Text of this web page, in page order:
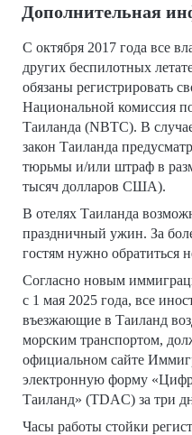
Дополнительная
С октября 2017 года все владельцы квадрокоптеров и
других беспилотных
обязаны регистрировать
Национальной комиссия
Таиланда (NBTC). В
закон Таиланда
тюрьмы и/или штраф в
тысяч долларов США).
В отелях Таиланда
праздничный ужин. За
гостям нужно обратиться
Согласно новым
с 1 мая 2025 года, все
въезжающие в Таиланд
морским транспортом,
официальном сайте
электронную форму
Таиланд» (TDAC) за три
Часы работы стойки